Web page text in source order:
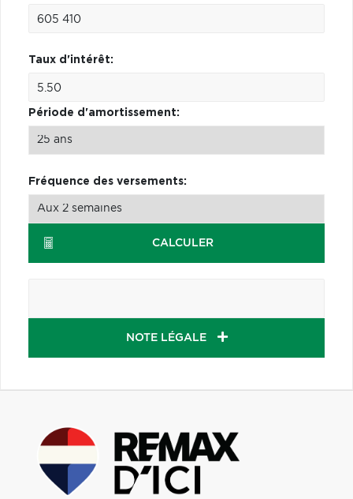
Taux d'intérêt:
Période d'amortissement:
Fréquence des versements:
CALCULER
NOTE LÉGALE